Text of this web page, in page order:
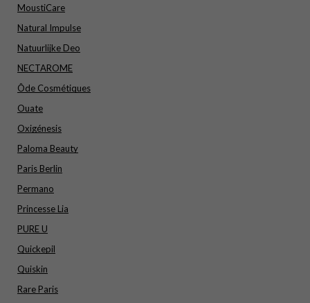
MoustiCare
Natural Impulse
Natuurlijke Deo
NECTAROME
Ôde Cosmétiques
Ouate
Oxigénesis
Paloma Beauty
Paris Berlin
Permano
Princesse Lia
PURE U
Quickepil
Quiskin
Rare Paris